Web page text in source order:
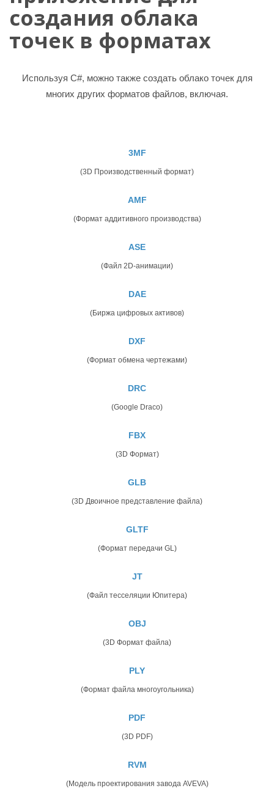
создания облака
точек в форматах
Используя C#, можно также создать облако точек для
многих других форматов файлов, включая.
3MF
(3D Производственный формат)
AMF
(Формат аддитивного производства)
ASE
(Файл 2D-анимации)
DAE
(Биржа цифровых активов)
DXF
(Формат обмена чертежами)
DRC
(Google Draco)
FBX
(3D Формат)
GLB
(3D Двоичное представление файла)
GLTF
(Формат передачи GL)
JT
(Файл тесселяции Юпитера)
OBJ
(3D Формат файла)
PLY
(Формат файла многоугольника)
PDF
(3D PDF)
RVM
(Модель проектирования завода AVEVA)